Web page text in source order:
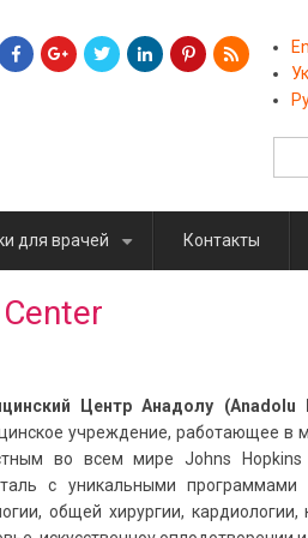
для врачей Контакты
Центр Анадолу (Anadolu
учреждение, работающее в
во всем мире Johns
с уникальными
общей хирургии, кардиологии,